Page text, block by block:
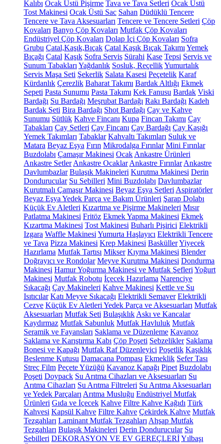
Kalıbı Ocak Üstü Pişirme Tava ve Tava Setleri Ocak Üstü
Tost Makinesi Ocak Üstü Sac Sahan Düdüklü Tencere
Tencere ve Tava Aksesuarları Tencere ve Tencere Setleri Çöp
Kovaları Banyo Çöp Kovaları Mutfak Çöp Kovaları
Endüstriyel Çöp Kovaları Dolap İçi Çöp Kovaları Sofra
Grubu Çatal,Kaşık,Bıçak Çatal Kaşık Bıçak Takımı Yemek
Bıçağı Çatal Kaşık Sofra Servis Sürahi Kase Tepsi Servis ve
Sunum Tabakları Yağdanlık Sosluk, ReçellikYumurtalık
Servis Maşa Seti Şekerlik Salata Kasesi Peçetelik Karaf
Kürdanlık Çerezlik Baharat Takımı Bardak Altlığı Ekmek
Sepeti Pasta Sunumu Pasta Takımı Kek Fanusu Bardak Viski
Bardağı Su Bardağı Meşrubat Bardağı Rakı Bardağı Kadeh
Bardak Seti Bira Bardağı Shot Bardağı Çay ve Kahve
Sunumu Sütlük Kahve Fincanı Kupa Fincan Takımı Çay
Tabakları Çay Setleri Çay Fincanı Çay Bardağı Çay Kaşığı
Yemek Takımları Tabaklar Kahvaltı Takımları Suluk ve
Matara Beyaz Eşya Fırın Mikrodalga Fırınlar Mini Fırınlar
Buzdolabı Çamaşır Makinesi Ocak Ankastre Ürünleri
Ankastre Setler Ankastre Ocaklar Ankastre Fırınlar Ankastre
Davlumbazlar Bulaşık Makineleri Kurutma Makinesi Derin
Dondurucular Su Sebilleri Mini Buzdolabı Davlumbazlar
Kurutmalı Çamaşır Makinesi Beyaz Eşya Setleri Aspiratörler
Beyaz Eşya Yedek Parça ve Bakım Ürünleri Şarap Dolabı
Küçük Ev Aletleri Kızartma ve Pişirme Makineleri Mısır
Patlatma Makinesi Fritöz Ekmek Yapma Makinesi Ekmek
Kızartma Makinesi Tost Makinesi Buharlı Pişirici Elektrikli
Izgara Waffle Makinesi Yumurta Haşlayıcı Elektrikli Tencere
ve Tava Pizza Makinesi Krep Makinesi BasküllerYiyecek
Hazırlama Mutfak Tartısı Mikser Kıyma Makinesi Blender
Doğrayıcı ve Rondolar Meyve Kurutma Makinesi Dondurma
Makinesi Hamur Yoğurma Makinesi ve Mutfak Şefleri Yoğurt
Makinesi Mutfak Robotu İçecek Hazırlama Narenciye
Sıkacağı Çay Makineleri Kahve Makinesi Kettle ve Su
Isıtıcılar Katı Meyve Sıkacağı Elektrikli Semaver Elektrikli
Cezve Küçük Ev Aletleri Yedek Parça ve Aksesuarları Mutfak
Aksesuarları Mutfak Seti Bulaşıklık Askı ve Kancalar
Kaydırmaz Mutfak Sabunluk Mutfak Havluluk Mutfak
Seramik ve Fayansları Saklama ve Düzenleme Kavanoz
Saklama ve Karıştırma Kabı Çöp Poşeti Sebzelikler Saklama
Bonesi ve Kapağı Mutfak Raf Düzenleyici Poşetlik Kaşıklık
Beslenme Kutusu Damacana Pompası Ekmeklik Sefer Tası
Streç Film Peçete Yüzüğü Kavanoz Kapağı Pipet Buzdolabı
Poşeti Doypack Su Arıtma Cihazları ve Aksesuarları Su
Arıtma Cihazları Su Arıtma Filtreleri Su Arıtma Aksesuarları
ve Yedek Parçaları Arıtma Musluğu Endüstriyel Mutfak
Ürünleri Gıda ve İçecek Kahve Filtre Kahve Kağıdı Türk
Kahvesi Kapsül Kahve Filtre Kahve Çekirdek Kahve Mutfak
Tezgahları Laminant Mutfak Tezgahları Ahşap Mutfak
Tezgahları Bulaşık Makineleri Derin Dondurucular Su
Sebilleri DEKORASYON VE EV GEREÇLERİYılbaşı